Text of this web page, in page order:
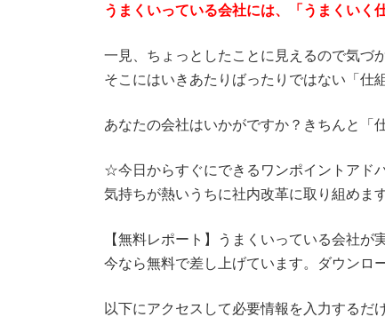
うまくいっている会社には、「うまくいく
一見、ちょっとしたことに見えるので気づ
そこにはいきあたりばったりではない「仕
あなたの会社はいかがですか？きちんと「
☆今日からすぐにできるワンポイントアド
気持ちが熱いうちに社内改革に取り組めま
【無料レポート】うまくいっている会社が
今なら無料で差し上げています。ダウンロ
以下にアクセスして必要情報を入力するだ